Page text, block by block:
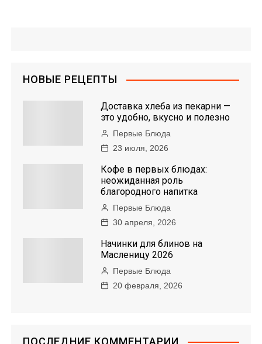
НОВЫЕ РЕЦЕПТЫ
Доставка хлеба из пекарни —
это удобно, вкусно и полезно
Первые Блюда
23 июля, 2026
Кофе в первых блюдах:
неожиданная роль
благородного напитка
Первые Блюда
30 апреля, 2026
Начинки для блинов на
Масленицу 2026
Первые Блюда
20 февраля, 2026
ПОСЛЕДНИЕ КОММЕНТАРИИ